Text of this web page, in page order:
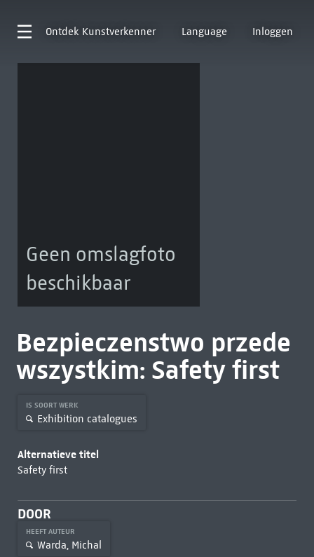
Ontdek Kunstverkenner Language Inloggen
Geen omslagfoto
beschikbaar
Bezpieczenstwo przede
wszystkim: Safety first
IS SOORT WERK
Exhibition catalogues
Alternatieve titel
Safety first
DOOR
HEEFT AUTEUR
Warda, Michal